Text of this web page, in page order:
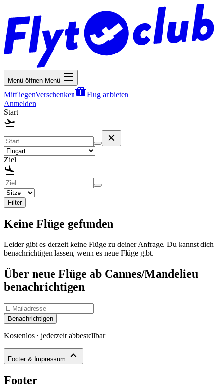
Menü öffnen Menü
MitfliegenVerschenken
Flug anbieten
Anmelden
Start
Ziel
Filter
Keine Flüge gefunden
Leider gibt es derzeit keine Flüge zu deiner Anfrage. Du kannst dich
benachrichtigen lassen, wenn es neue Flüge gibt.
Über neue Flüge ab Cannes/Mandelieu
benachrichtigen
Benachrichtigen
Kostenlos · jederzeit abbestellbar
Footer & Impressum
Footer